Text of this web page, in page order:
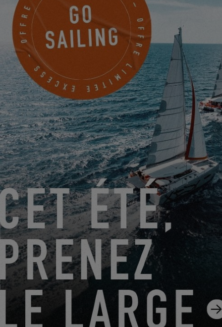
DU 22 JUIN 2026 AU 31 AOÛT 2026
GO SAILING AVEC EXCESS CET ÉTÉ !
EXCESS 11 EXCESS 14
DU 14 AOÛT 2026 AU 16 AOÛT 2026
EXCESS CLINIC 2026 EN FLORIDE
EXCESS 14
ABONNEZ-VOUS À LA
NEWSLETTER EXCESS
Inscrivez-vous et restez informé des actualités
Excess
JE M'ABONNE À LA NEWSLETTER